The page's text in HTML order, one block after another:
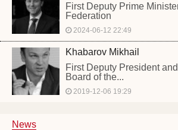
First Deputy Prime
Federation
2024-06-12 22:49
Khabarov Mikhail
First Deputy President
Board of the...
2019-12-06 19:29
News